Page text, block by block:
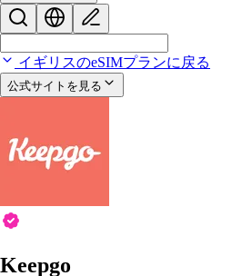
イギリスのeSIMプランに戻る
公式サイトを見る
Keepgo